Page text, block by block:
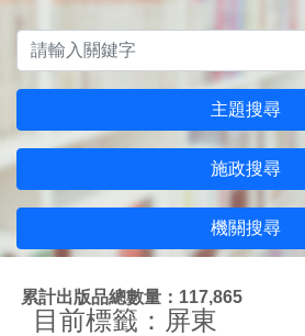
主題搜尋
施政搜尋
機關搜尋
累計出版品總數量：117,865
目前標籤：屏東